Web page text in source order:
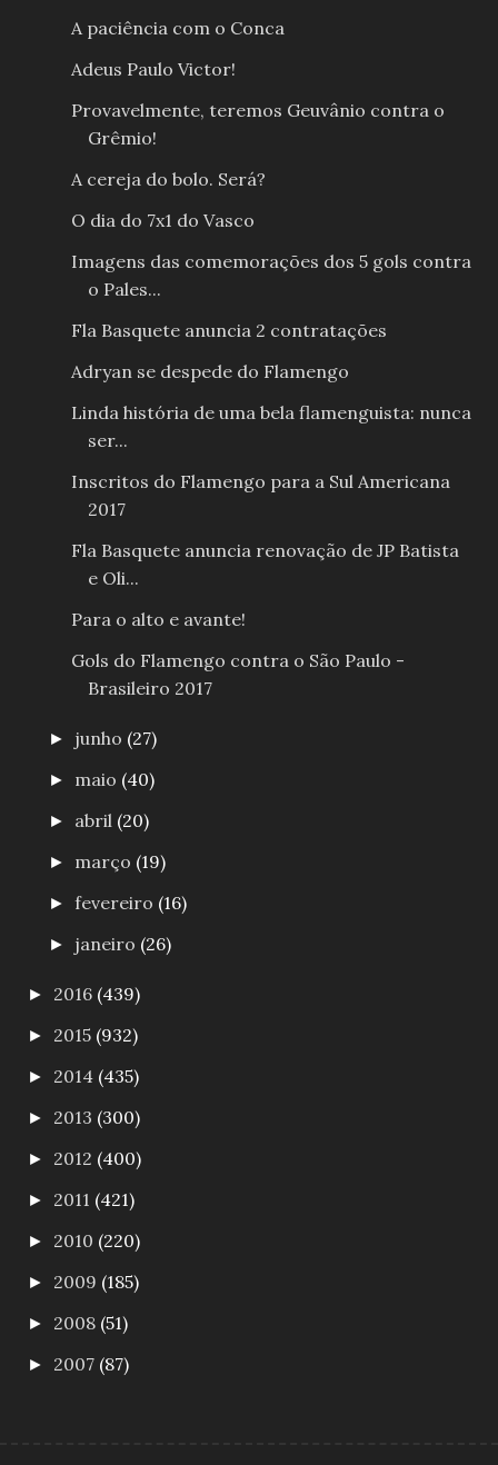
A paciência com o Conca
Adeus Paulo Victor!
Provavelmente, teremos Geuvânio contra o
Grêmio!
A cereja do bolo. Será?
O dia do 7x1 do Vasco
Imagens das comemorações dos 5 gols contra
o Pales...
Fla Basquete anuncia 2 contratações
Adryan se despede do Flamengo
Linda história de uma bela flamenguista: nunca
ser...
Inscritos do Flamengo para a Sul Americana
2017
Fla Basquete anuncia renovação de JP Batista
e Oli...
Para o alto e avante!
Gols do Flamengo contra o São Paulo -
Brasileiro 2017
► junho (27)
► maio (40)
► abril (20)
► março (19)
►fevereiro (16)
► janeiro (26)
► 2016 (439)
► 2015 (932)
► 2014 (435)
► 2013 (300)
► 2012 (400)
► 2011 (421)
► 2010 (220)
► 2009 (185)
► 2008 (51)
► 2007 (87)